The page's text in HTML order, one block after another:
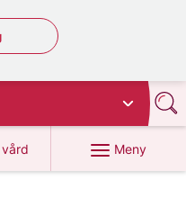
Meny